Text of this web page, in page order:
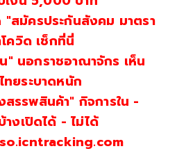
สมัครประกันสังคม มาตรา
ควิด เช็กที่นี่
นอกราชอาณาจักร เห็น
ยระบาดหนัก
สรรพสินค้า" กิจการใน -
งเปิดได้ - ไม่ได้